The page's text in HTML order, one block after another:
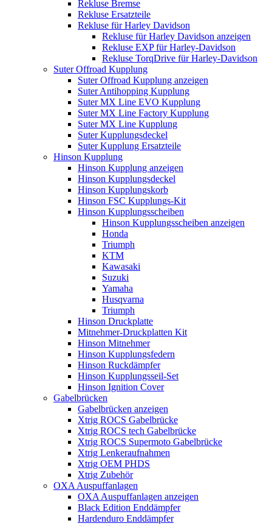
Rekluse Bremse
Rekluse Ersatzteile
Rekluse für Harley Davidson
Rekluse für Harley Davidson anzeigen
Rekluse EXP für Harley-Davidson
Rekluse TorqDrive für Harley-Davidson
Suter Offroad Kupplung
Suter Offroad Kupplung anzeigen
Suter Antihopping Kupplung
Suter MX Line EVO Kupplung
Suter MX Line Factory Kupplung
Suter MX Line Kupplung
Suter Kupplungsdeckel
Suter Kupplung Ersatzteile
Hinson Kupplung
Hinson Kupplung anzeigen
Hinson Kupplungsdeckel
Hinson Kupplungskorb
Hinson FSC Kupplungs-Kit
Hinson Kupplungsscheiben
Hinson Kupplungsscheiben anzeigen
Honda
Triumph
KTM
Kawasaki
Suzuki
Yamaha
Husqvarna
Triumph
Hinson Druckplatte
Mitnehmer-Druckplatten Kit
Hinson Mitnehmer
Hinson Kupplungsfedern
Hinson Ruckdämpfer
Hinson Kupplungsseil-Set
Hinson Ignition Cover
Gabelbrücken
Gabelbrücken anzeigen
Xtrig ROCS Gabelbrücke
Xtrig ROCS tech Gabelbrücke
Xtrig ROCS Supermoto Gabelbrücke
Xtrig Lenkeraufnahmen
Xtrig OEM PHDS
Xtrig Zubehör
OXA Auspuffanlagen
OXA Auspuffanlagen anzeigen
Black Edition Enddämpfer
Hardenduro Enddämpfer